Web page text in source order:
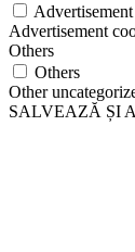
Advertisement
Advertisement
Others
Others
Other
SALVEAZĂ ȘI